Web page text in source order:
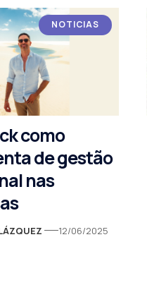
NOTICIAS
como
de gestão
nas
12/06/2025